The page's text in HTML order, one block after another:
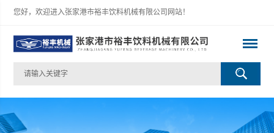
您好，欢迎进入张家港市裕丰饮料机械有限公司网站！